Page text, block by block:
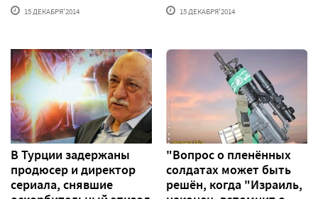
15 ДЕКАБРЯ'2014 15 ДЕКАБРЯ'2014
В Турции задержаны
продюсер и директор
сериала, снявшие
"Вопрос о пленённых
солдатах может быть
решён, когда "Израиль,